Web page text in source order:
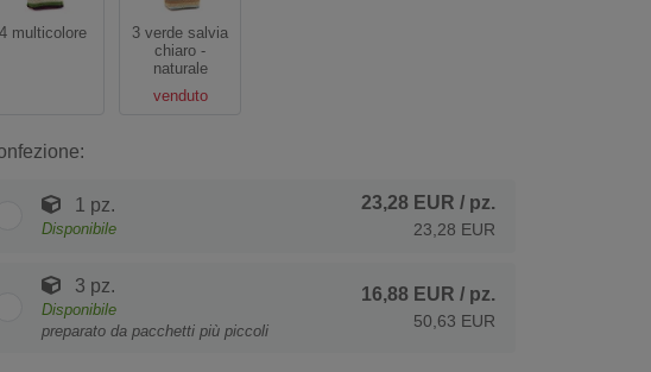
4 multicolore
3 verde salvia
chiaro -
naturale
venduto
1 pz.
Disponibile
23,28 EUR / pz.
23,28 EUR
3 pz.
Disponibile
preparato da pacchetti più piccoli
16,88 EUR / pz.
50,63 EUR